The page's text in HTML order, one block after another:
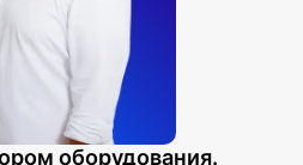
оборудования.